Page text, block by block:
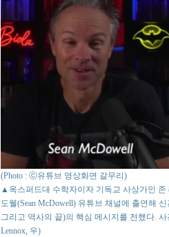
(Photo : ⓒ유튜브 영상화면 갈무리)
▲옥스퍼드대 수학자이자 기독교 사상가인 존
도웰(Sean McDowell) 유튜브 채널에 출연해
그리고 역사의 끝)의 핵심 메시지를 전했다.
Lennox, 우)